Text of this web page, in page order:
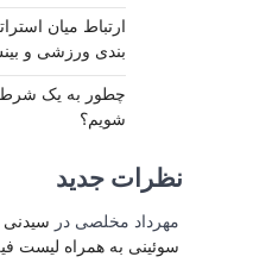
ارتباط میان
بندی ورزشی و
چطور به یک
شویم؟
نظرات جدید
مهرداد مخلصی در
سوئینی به همراه لیست